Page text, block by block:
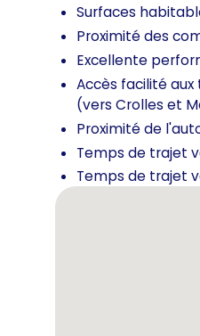
Surfaces
Proximité des
Excellente
Accès facilité
(vers Crolles et
Proximité de
Temps de trajet
Temps de trajet